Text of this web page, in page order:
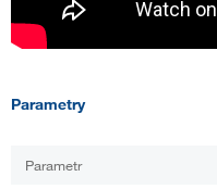
Parametry
Parametr